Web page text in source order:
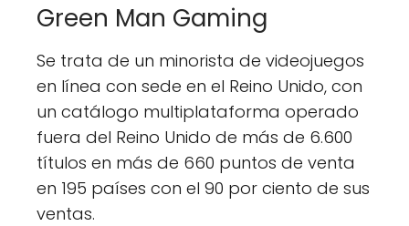
Green Man Gaming
Se trata de un minorista de videojuegos
en línea con sede en el Reino Unido, con
un catálogo multiplataforma operado
fuera del Reino Unido de más de 6.600
títulos en más de 660 puntos de venta
en 195 países con el 90 por ciento de sus
ventas.